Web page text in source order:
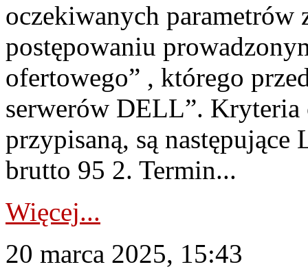
oczekiwanych parametrów
postępowaniu
ofertowego” , którego
serwerów DELL”. Kryteria
przypisaną, są
brutto 95 2. Termin...
Więcej...
20 marca 2025, 15:43